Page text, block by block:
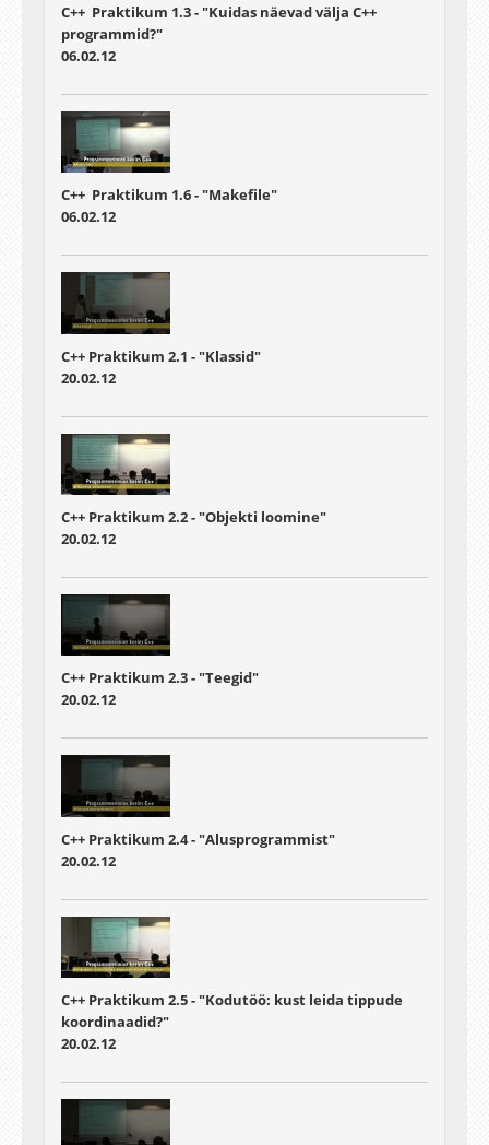
C++ Praktikum 1.3 - "Kuidas näevad välja C++
programmid?"
06.02.12
C++ Praktikum 1.6 - "Makefile"
06.02.12
C++ Praktikum 2.1 - "Klassid"
20.02.12
C++ Praktikum 2.2 - "Objekti loomine"
20.02.12
C++ Praktikum 2.3 - "Teegid"
20.02.12
C++ Praktikum 2.4 - "Alusprogrammist"
20.02.12
C++ Praktikum 2.5 - "Kodutöö: kust leida tippude
koordinaadid?"
20.02.12